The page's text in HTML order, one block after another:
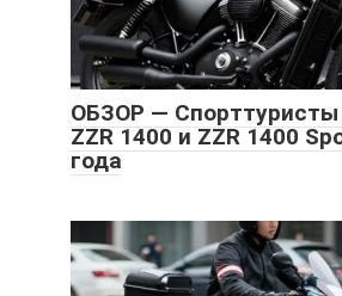
ОБЗОР — Спорттуристы
ZZR 1400 и ZZR 1400
года